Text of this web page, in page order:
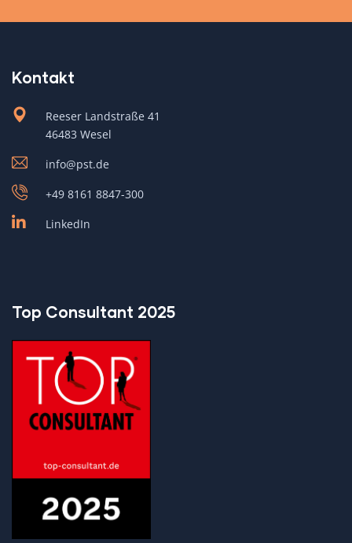
Kontakt
Reeser Landstraße 41
46483 Wesel
info@pst.de
+49 8161 8847-300
LinkedIn
Top Consultant 2025